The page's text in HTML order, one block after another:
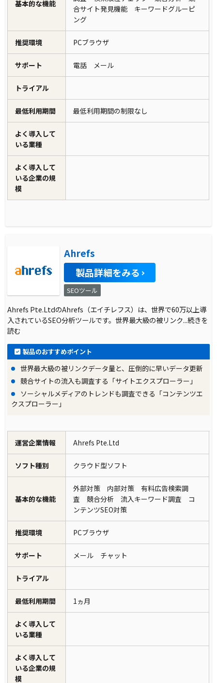
基本的な機能
合サイト発見機能 キーワードグルーピ
ング
推奨環境 PCブラウザ
サポート 電話 メール
トライアル
最低利用期間 最低利用期間の制限なし
よく導入して
いる業種
よく導入して
いる企業の規
模
Ahrefs
製品詳細をみる
SEOツール
Ahrefs Pte.LtdのAhrefs（エイチレフス）は、世界で60万以上導
入されているSEO分析ツールです。世界最大級の被リンク...続きを
読む
製品のおすすめポイント
世界最大級の被リンクデータ量と、圧倒的に早いデータ更新
競合サイトの流入も調査する「サイトエクスプローラー」
ソーシャルメディアのトレンドも調査できる「コンテンツエ
クスプローラー」
運営企業情報 Ahrefs Pte.Ltd
ソフト種別 クラウド型ソフト
基本的な機能
外部対策 内部対策 有料広告検索調
査 競合分析 流入キーワード調査 コ
ンテンツSEO対策
推奨環境 PCブラウザ
サポート メール チャット
トライアル
最低利用期間 1ヵ月
よく導入して
いる業種
よく導入して
いる企業の規
模